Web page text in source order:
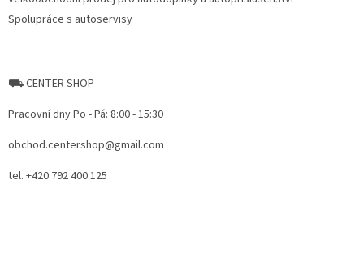
Spolupráce s autoservisy
⛟ CENTER SHOP
Pracovní dny Po - Pá: 8:00 - 15:30
obchod.centershop@gmail.com
tel. +420 792 400 125